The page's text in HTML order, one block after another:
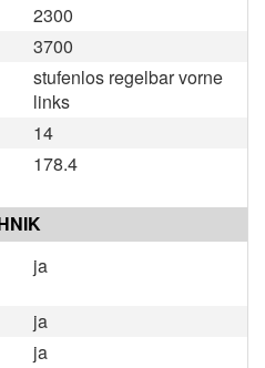
2300
3700
stufenlos regelbar vorne
links
14
178.4
ja
ja
ja